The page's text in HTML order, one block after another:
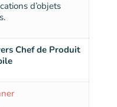
d’objets
Chef de Produit